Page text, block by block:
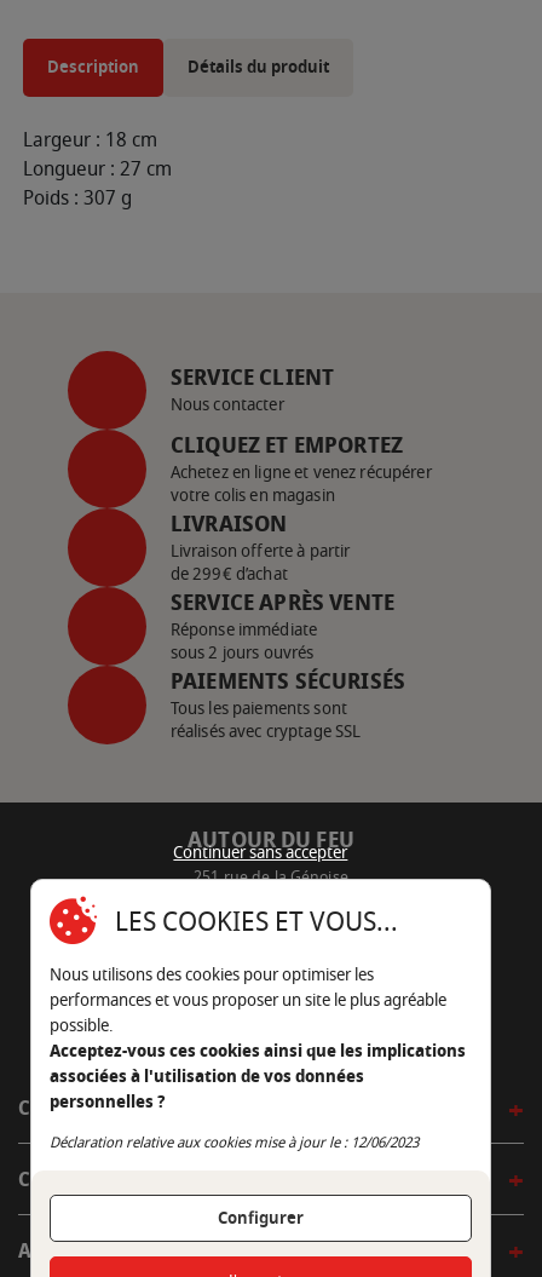
Description Détails du produit
Largeur : 18 cm
Longueur : 27 cm
Poids : 307 g
SERVICE CLIENT
Nous contacter
CLIQUEZ ET EMPORTEZ
Achetez en ligne et venez récupérer
votre colis en magasin
LIVRAISON
Livraison offerte à partir
de 299€ d’achat
SERVICE APRÈS VENTE
Réponse immédiate
sous 2 jours ouvrés
PAIEMENTS SÉCURISÉS
Tous les paiements sont
réalisés avec cryptage SSL
AUTOUR DU FEU
251 rue de la Génoise
05 45 22 98 09
Nous envoyer un e-mail
CÔTÉ OUTDOOR
CÔTÉ INDOOR
AUTOUR DE LA TABLE
Continuer sans accepter
LES COOKIES ET VOUS...
Nous utilisons des cookies pour optimiser les
performances et vous proposer un site le plus agréable
possible.
Acceptez-vous ces cookies ainsi que les implications
associées à l'utilisation de vos données
personnelles ?
Déclaration relative aux cookies mise à jour le : 12/06/2023
Configurer
Continuer sans accepter